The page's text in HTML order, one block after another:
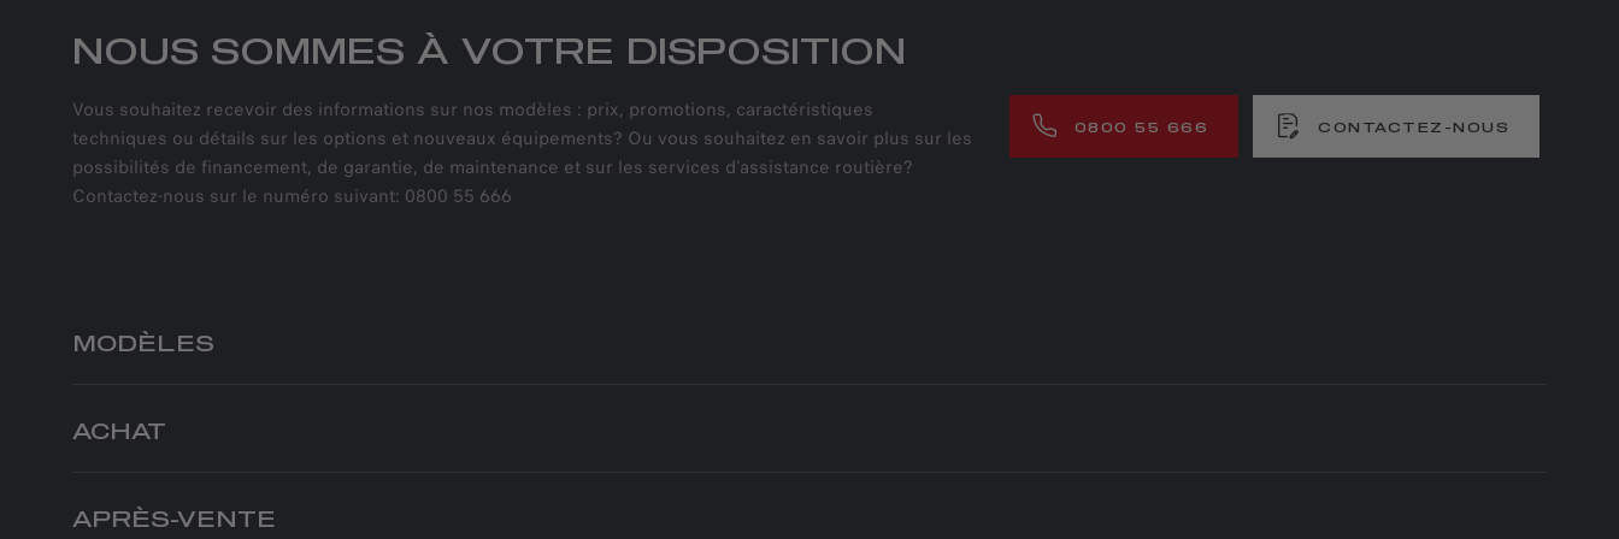
NOUS SOMMES À VOTRE DISPOSITION
Vous souhaitez recevoir des informations sur nos modèles : prix, promotions, caractéristiques
techniques ou détails sur les options et nouveaux équipements? Ou vous souhaitez en savoir plus sur les
possibilités de financement, de garantie, de maintenance et sur les services d'assistance routière?
Contactez-nous sur le numéro suivant: 0800 55 666
0800 55 666 CONTACTEZ-NOUS
MODÈLES
JUNIOR IBRIDA
STELVIO
ACHAT
NOS OFFRES
APRÈS-VENTE